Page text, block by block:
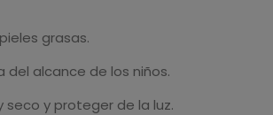
grasas.
alcance de los niños.
seco y proteger de la luz.